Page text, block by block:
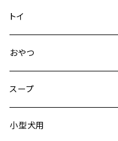
その他
カーシートアタッチメント
クリック
ドライブシートカバー
ドライブボックス
トイ
おやつ
犬用
猫用
スープ
犬用
小型犬用